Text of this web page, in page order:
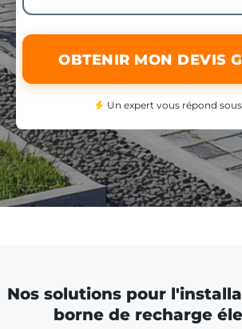
OBTENIR MON DEVIS
Un expert vous répond
Nos solutions pour
borne de recharge